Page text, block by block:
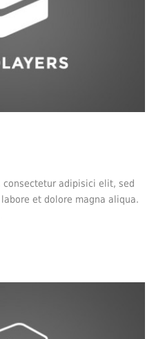
adipisici elit, sed
et dolore magna aliqua.